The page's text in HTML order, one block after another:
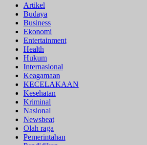
Artikel
Budaya
Business
Ekonomi
Entertainment
Health
Hukum
Internasional
Keagamaan
KECELAKAAN
Kesehatan
Kriminal
Nasional
Newsbeat
Olah raga
Pemerintahan